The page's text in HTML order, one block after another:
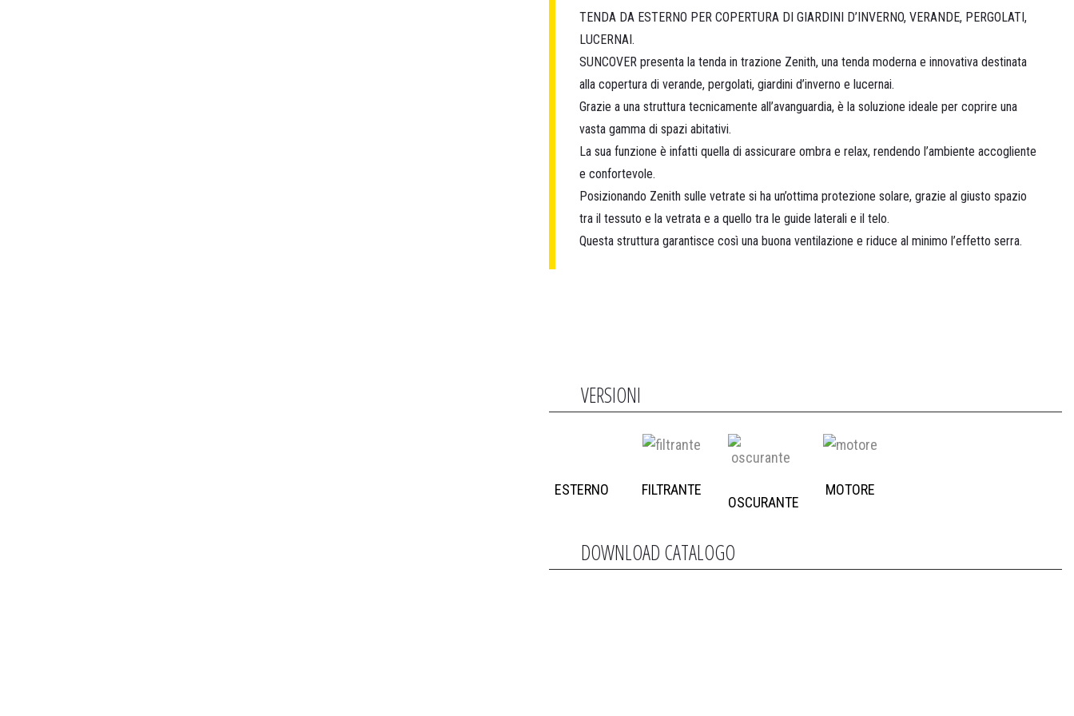
TENDA DA ESTERNO PER COPERTURA DI GIARDINI D’INVERNO, VERANDE, PERGOLATI,
LUCERNAI.
SUNCOVER presenta la tenda in trazione Zenith, una tenda moderna e innovativa destinata
alla copertura di verande, pergolati, giardini d’inverno e lucernai.
Grazie a una struttura tecnicamente all’avanguardia, è la soluzione ideale per coprire una
vasta gamma di spazi abitativi.
La sua funzione è infatti quella di assicurare ombra e relax, rendendo l’ambiente accogliente
e confortevole.
Posizionando Zenith sulle vetrate si ha un’ottima protezione solare, grazie al giusto spazio
tra il tessuto e la vetrata e a quello tra le guide laterali e il telo.
Questa struttura garantisce così una buona ventilazione e riduce al minimo l’effetto serra.
VERSIONI
ESTERNO FILTRANTE
OSCURANTE
MOTORE
DOWNLOAD CATALOGO